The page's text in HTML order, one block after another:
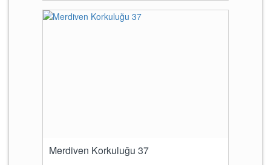
Merdiven Korkuluğu 37